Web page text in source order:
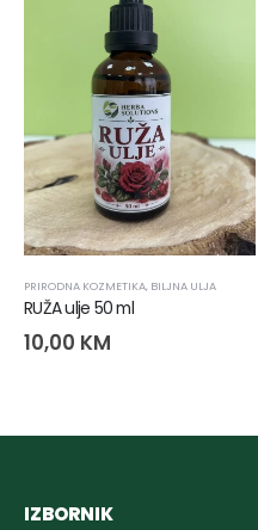
PRIRODNA KOZMETIKA, BILJNA ULJA
RUŽA ulje 50 ml
10,00 KM
IZBORNIK